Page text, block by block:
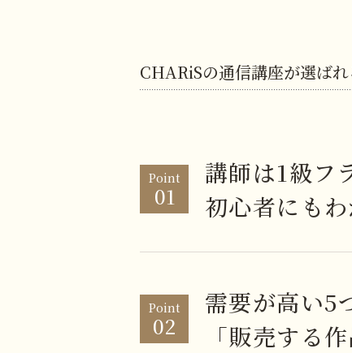
CHARiSの通信講座が選ばれ
Point
01
講師は1級フ
初心者にも
Point
02
需要が高い5
「販売する